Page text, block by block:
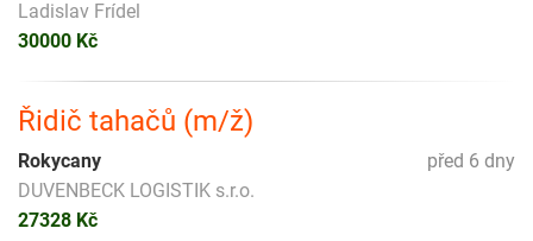
Ladislav Frídel
30000 Kč
Řidič tahačů (m/ž)
před 6 dny
Rokycany
DUVENBECK LOGISTIK s.r.o.
27328 Kč